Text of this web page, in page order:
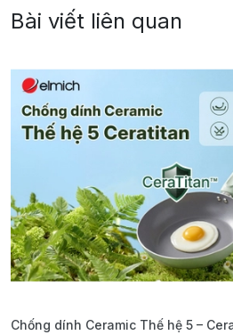
Bài viết liên quan
Chống dính Ceramic Thế hệ 5 –